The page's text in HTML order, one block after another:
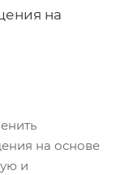
на
на основе
и